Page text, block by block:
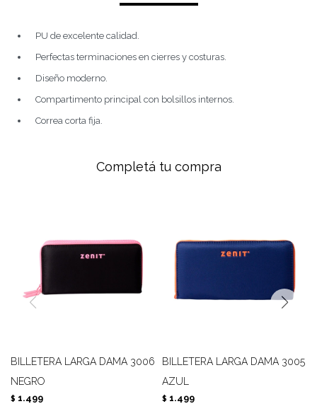
PU de excelente calidad.
Perfectas terminaciones en cierres y costuras.
Diseño moderno.
Compartimento principal con bolsillos internos.
Correa corta fija.
Completá tu compra
BILLETERA LARGA DAMA 3006
NEGRO
$ 1.499
BILLETERA LARGA DAMA 3005
AZUL
$ 1.499